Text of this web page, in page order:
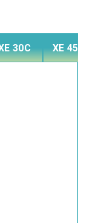
30C XE 45C